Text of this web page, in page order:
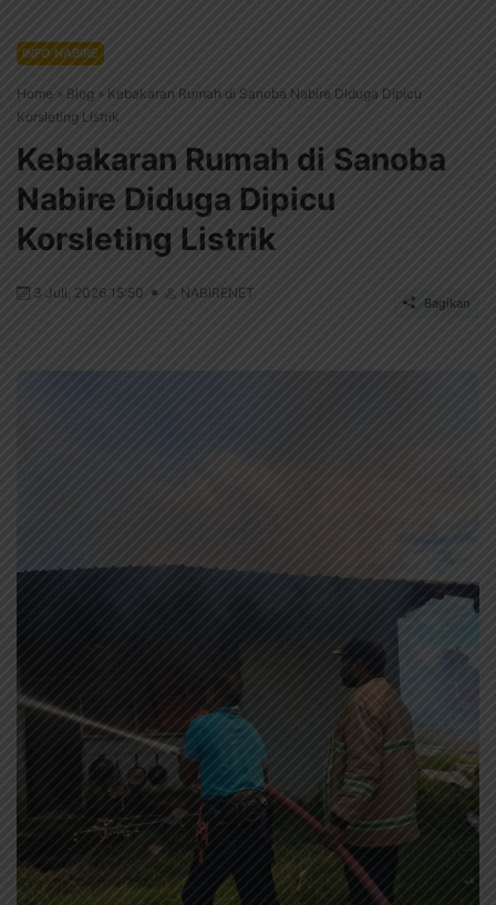
INFO NABIRE
Home » Blog » Kebakaran Rumah di Sanoba Nabire Diduga Dipicu
Korsleting Listrik
Kebakaran Rumah di Sanoba
Nabire Diduga Dipicu
Korsleting Listrik
3 Juli, 2026 15:50 NABIRENET
Bagikan